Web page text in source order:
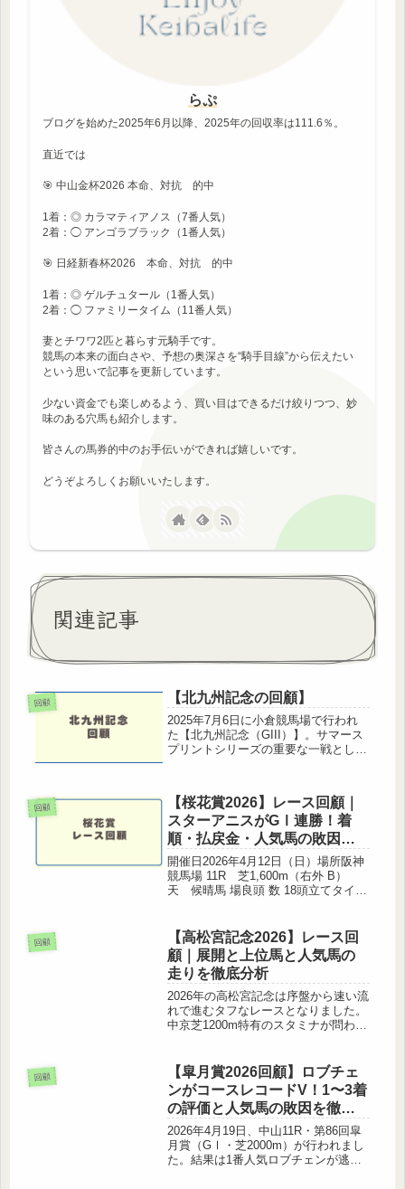
らぷ
ブログを始めた2025年6月以降、2025年の回収率は111.6％。
直近では
🎯 中山金杯2026 本命、対抗 的中
1着：◎ カラマティアノス（7番人気）
2着：◯ アンゴラブラック（1番人気）
🎯 日経新春杯2026 本命、対抗 的中
1着：◎ ゲルチュタール（1番人気）
2着：◯ ファミリータイム（11番人気）
妻とチワワ2匹と暮らす元騎手です。
競馬の本来の面白さや、予想の奥深さを“騎手目線”から伝えたい
という思いで記事を更新しています。
少ない資金でも楽しめるよう、買い目はできるだけ絞りつつ、妙
味のある穴馬も紹介します。
皆さんの馬券的中のお手伝いができれば嬉しいです。
どうぞよろしくお願いいたします。
関連記事
回顧 【北九州記念の回顧】
2025年7月6日に小倉競馬場で行われ
た【北九州記念（GIII）】。サマース
プリントシリーズの重要な一戦とし
こともあり、時計の出やすい馬場状
態。例年以上に先行力と展開がポイ...
回顧
【桜花賞2026】レース回顧｜
スターアニスがGⅠ連勝！着
順・払戻金・人気馬の敗因ま
とめ
開催日2026年4月12日（日）場所阪神
競馬場 11R 芝1,600m（右外 B）
天 候晴馬 場良頭 数 18頭立てタイム
イムオッズ1着715スターアニス 牝...
回顧
【高松宮記念2026】レース回
顧｜展開と上位馬と人気馬の
走りを徹底分析
2026年の高松宮記念は序盤から速い流
れで進むタフなレースとなりました。
中京芝1200m特有のスタミナが問われ
ました。この記事では 高松宮記念
2026のレース回顧、展開分析...
回顧
【皐月賞2026回顧】ロブチェ
ンがコースレコードV！1〜3着
の評価と人気馬の敗因を徹底
分析
2026年4月19日、中山11R・第86回皐
月賞（GⅠ・芝2000m）が行われまし
た。結果は1番人気ロブチェンが逃げ